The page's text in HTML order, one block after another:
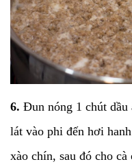
6. Đun nóng 1 chút dầu
lát vào phi đến hơi
xào chín, sau đó cho